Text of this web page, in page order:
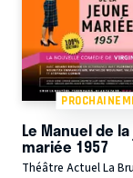
Le Manuel de
mariée 1957
Théâtre Actuel La